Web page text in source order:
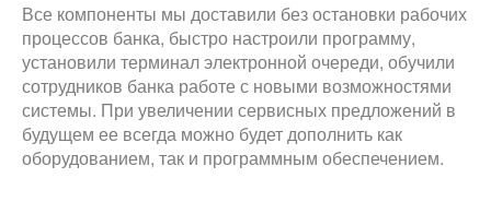
Все компоненты мы доставили без остановки рабочих
процессов банка, быстро настроили программу,
установили терминал электронной очереди, обучили
сотрудников банка работе с новыми возможностями
системы. При увеличении сервисных предложений в
будущем ее всегда можно будет дополнить как
оборудованием, так и программным обеспечением.